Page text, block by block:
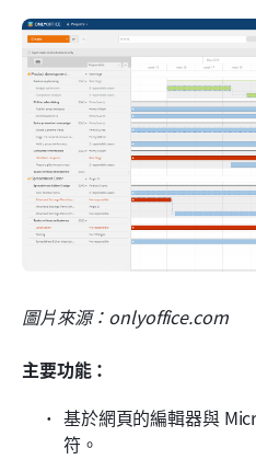
圖片來源：onlyoffice.com
主要功能：
基於網頁的編輯器與
符。